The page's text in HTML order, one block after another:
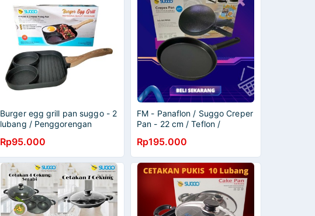
Burger egg grill pan suggo - 2
lubang / Penggorengan
Rp95.000
FM - Panaflon / Suggo Creper
Pan - 22 cm / Teflon /
Rp195.000